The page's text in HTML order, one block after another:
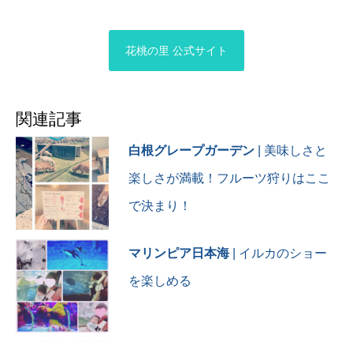
花桃の里 公式サイト
関連記事
白根グレープガーデン| 美味しさと
楽しさが満載！フルーツ狩りはここ
で決まり！
マリンピア日本海| イルカのショー
を楽しめる